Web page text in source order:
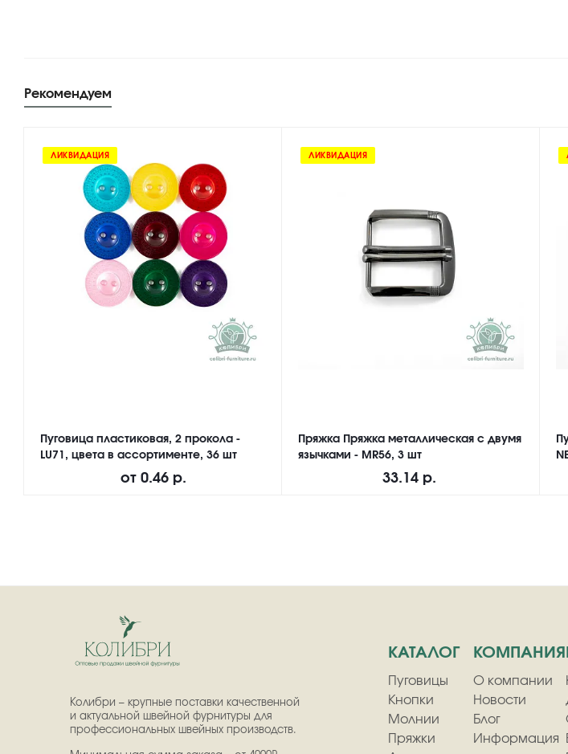
Рекомендуем
ЛИКВИДАЦИЯ
Пуговица пластиковая, 2 прокола -
LU71, цвета в ассортименте, 36 шт
от 0.46 р.
ЛИКВИДАЦИЯ
Пряжка Пряжка металлическая с двумя
язычками - MR56, 3 шт
33.14 р.
Колибри – крупные поставки качественной
и актуальной швейной фурнитуры для
профессиональных швейных производств.
КАТАЛОГ
Пуговицы
Кнопки
Молнии
Пряжки
КОМПАНИЯ
О компании
Новости
Блог
Информация